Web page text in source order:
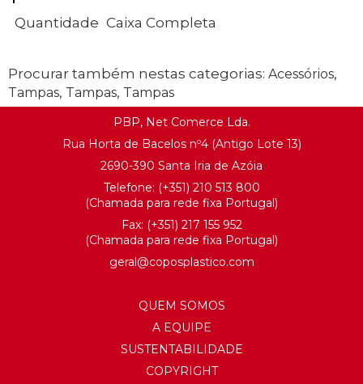
Quantidade Caixa Completa
Procurar também nestas categorias: Acessórios,
Tampas, Tampas, Tampas
PBP, Net Comerce Lda.
Rua Horta de Bacelos nº4 (Antigo Lote 13)
2690-390 Santa Iria de Azóia
Telefone: (+351) 210 513 800
(Chamada para rede fixa Portugal)
Fax: (+351) 217 155 952
(Chamada para rede fixa Portugal)
geral@coposplastico.com
QUEM SOMOS
A EQUIPE
SUSTENTABILIDADE
COPYRIGHT